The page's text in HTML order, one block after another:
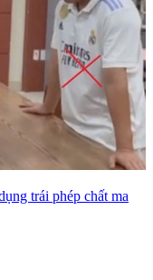
trái phép chất ma